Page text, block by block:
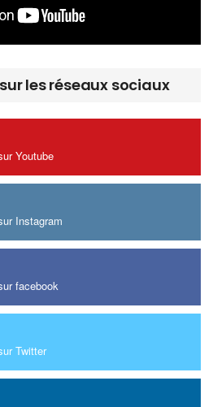
les réseaux sociaux
Youtube
Instagram
facebook
Twitter